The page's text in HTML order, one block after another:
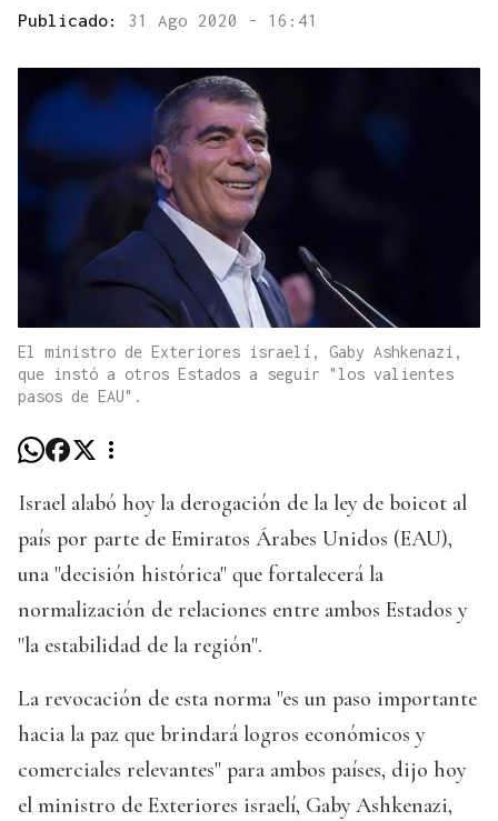
Publicado: 31 Ago 2020 - 16:41
El ministro de Exteriores israelí, Gaby Ashkenazi,
que instó a otros Estados a seguir "los valientes
pasos de EAU".
Israel alabó hoy la derogación de la ley de boicot al
país por parte de Emiratos Árabes Unidos (EAU),
una "decisión histórica" que fortalecerá la
normalización de relaciones entre ambos Estados y
"la estabilidad de la región".
La revocación de esta norma "es un paso importante
hacia la paz que brindará logros económicos y
comerciales relevantes" para ambos países, dijo hoy
el ministro de Exteriores israelí, Gaby Ashkenazi,